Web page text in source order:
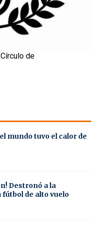
de
mundo tuvo el calor de
Destronó a la
de alto vuelo